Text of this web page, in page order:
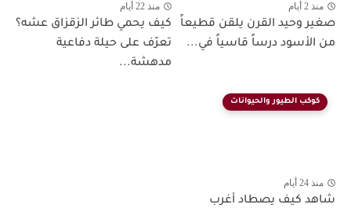
منذ 2 أيام
صغير وحيد القرن يلقن قطيعاً
من الأسود درساً قاسياً في...
منذ 22 أيام
كيف يحمي طائر الزقزاق عشه؟
تعرّف على حيلة دفاعية
مدهشة...
كوكب الطيور والحيوانات
منذ 24 أيام
شاهد كيف يصطاد أغرب